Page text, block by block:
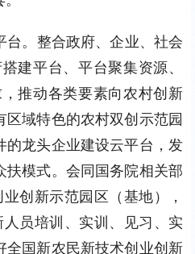
台。整合政府、企业、社会
建平台、平台聚集资源、
推动各类要素向农村创新
域特色的农村双创示范园
的龙头企业建设云平台，发
扶模式。会同国务院相关部
创新示范园区（基地），
员培训、实训、见习、实
全国新农民新技术创业创新